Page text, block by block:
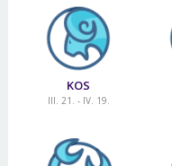
KOS
III. 21. - IV. 19.